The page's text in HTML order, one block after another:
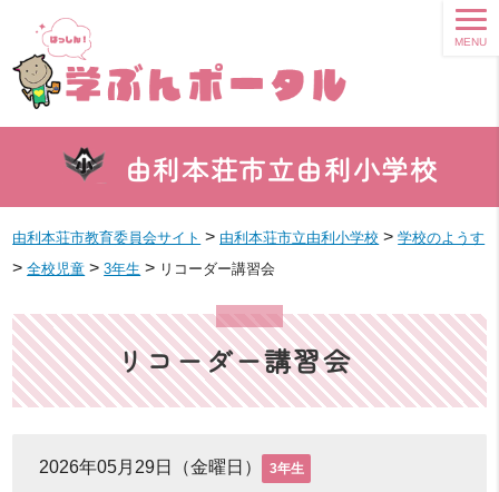
由利本荘市立由利小学校
MENU
由利本荘市教育委員会サイト > 由利本荘市立由利小学校 >学校のようす
>全校児童 >3年生 > リコーダー講習会
リコーダー講習会
2026年05月29日（金曜日） 3年生